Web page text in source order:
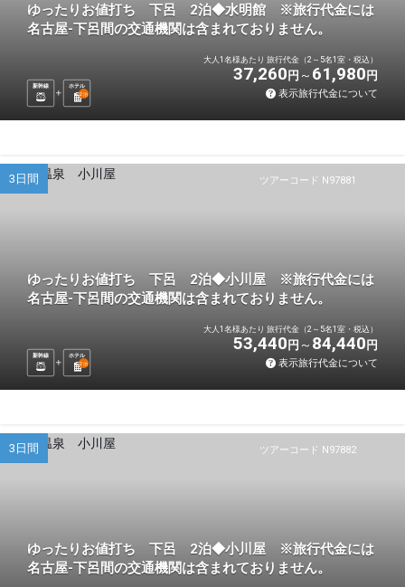
ゆったりお値打ち 下呂 2泊◆水明館 ※旅行代金には
名古屋-下呂間の交通機関は含まれておりません。
新幹線
ホテル
2泊
大人1名様あたり 旅行代金（2～5名1室・税込）
37,260 円 61,980 円
表示旅行代金について
ツアーコード N97881
3日間
ゆったりお値打ち 下呂 2泊◆小川屋 ※旅行代金には
名古屋-下呂間の交通機関は含まれておりません。
新幹線
ホテル
2泊
大人1名様あたり 旅行代金（2～5名1室・税込）
53,440 円 84,440 円
表示旅行代金について
ツアーコード N97882
3日間
ゆったりお値打ち 下呂 2泊◆小川屋 ※旅行代金には
名古屋-下呂間の交通機関は含まれておりません。